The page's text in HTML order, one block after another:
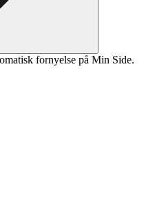
fornyelse på Min Side.